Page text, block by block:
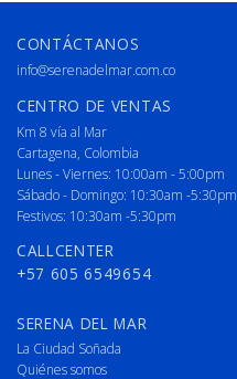
CONTÁCTANOS
info@serenadelmar.com.co
CENTRO DE VENTAS
Km 8 vía al Mar
Cartagena, Colombia
Lunes - Viernes: 10:00am - 5:00pm
Sábado - Domingo: 10:30am -5:30pm
Festivos: 10:30am -5:30pm
CALLCENTER
+57 605 6549654
SERENA DEL MAR
La Ciudad Soñada
Quiénes somos